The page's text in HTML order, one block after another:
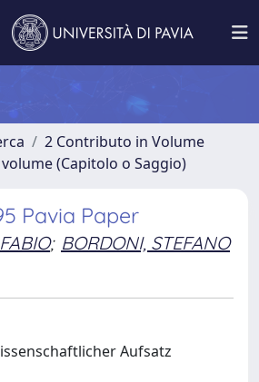
2 Contributo in Volume
(Capitolo o Saggio)
Pavia Paper
; BORDONI, STEFANO
Aufsatz